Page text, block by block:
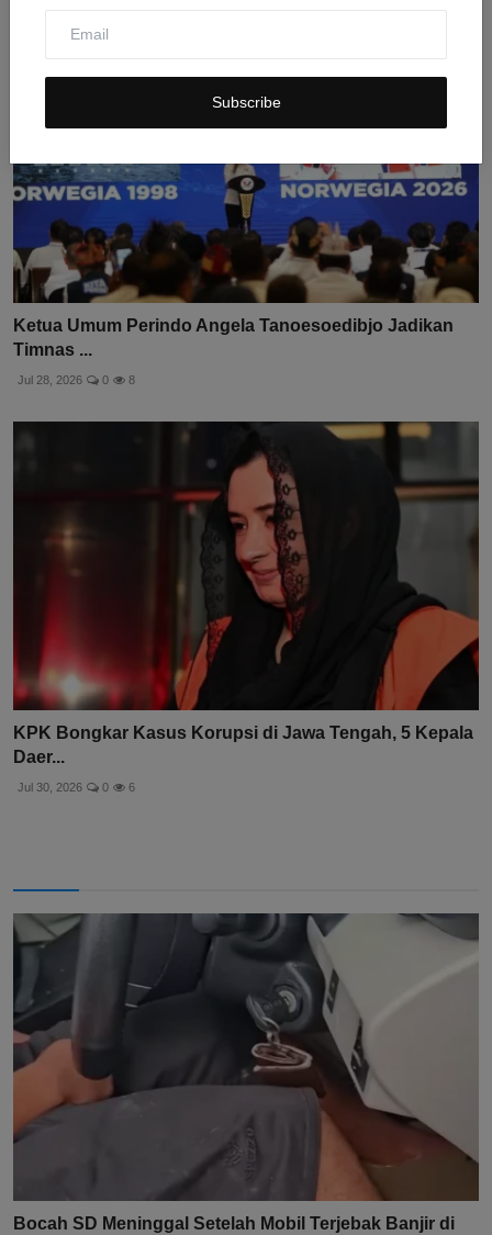
Subscribe
Ketua Umum Perindo Angela Tanoesoedibjo Jadikan
Timnas ...
Jul 28, 2026 0 8
KPK Bongkar Kasus Korupsi di Jawa Tengah, 5 Kepala
Daer...
Jul 30, 2026 0 6
Bocah SD Meninggal Setelah Mobil Terjebak Banjir di